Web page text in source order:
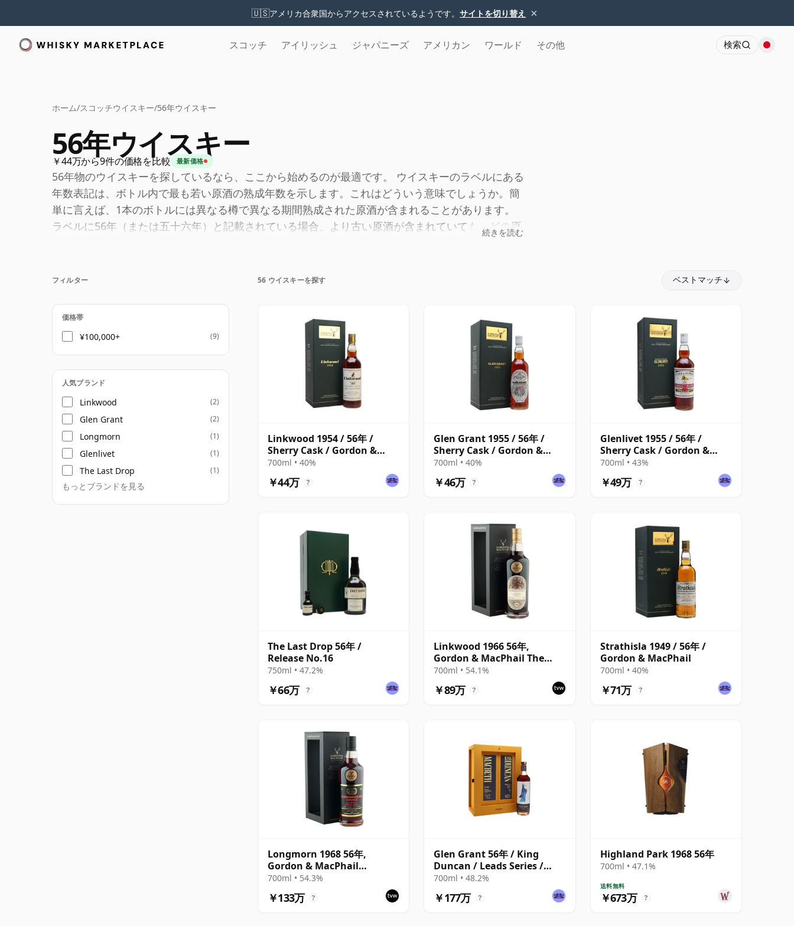
🇺🇸アメリカ合衆国からアクセスされているようです。 サイトを切り替え ×
スコッチ アイリッシュ ジャパニーズ アメリカン ワールド その他 検索
ホーム/スコッチウイスキー/56年ウイスキー
56年ウイスキー
￥44万から9件の価格を比較 最新価格
56年物のウイスキーを探しているなら、ここから始めるのが最適です。 ウイスキーのラベルにある
年数表記は、ボトル内で最も若い原酒の熟成年数を示します。これはどういう意味でしょうか。簡
単に言えば、1本のボトルには異なる樽で異なる期間熟成された原酒が含まれることがあります。
ラベルに56年（または五十六年）と記載されている場合、より古い原酒が含まれていても、どの原
のため五十六年物のウイスキーは時間が止まり、いつまでも56年物のままです。
続きを読む
56 ウイスキーを探す ベストマッチ
Linkwood 1954 / 56年 /
Sherry Cask / Gordon &
MacPhail
700ml • 40%
￥44万 ?
Glen Grant 1955 / 56年 /
Sherry Cask / Gordon &
MacPhail
700ml • 40%
￥46万 ?
Glenlivet 1955 / 56年 /
Sherry Cask / Gordon &
MacPhail
700ml • 43%
￥49万 ?
The Last Drop 56年 /
Release No.16
750ml • 47.2%
￥66万 ?
Linkwood 1966 56年,
Gordon & MacPhail The
Dram Takers 2022 Bottling -
700ml • 54.1%
￥89万 ?
Strathisla 1949 / 56年 /
Gordon & MacPhail
700ml • 40%
￥71万 ?
Longmorn 1968 56年,
Gordon & MacPhail
Connoisseurs Choice 2025
700ml • 54.3%
￥133万 ?
Glen Grant 56年 / King
Duncan / Leads Series /
Macbeth Act One
700ml • 48.2%
￥177万 ?
Highland Park 1968 56年
700ml • 47.1%
送料無料
￥673万 ?
フィルター
価格帯
¥100,000+ (9)
人気ブランド
Linkwood (2)
Glen Grant (2)
Longmorn (1)
Glenlivet (1)
The Last Drop (1)
もっとブランドを見る